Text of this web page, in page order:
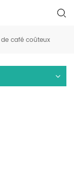
café coûteux